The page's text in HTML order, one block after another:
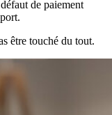
de paiement
être touché du tout.